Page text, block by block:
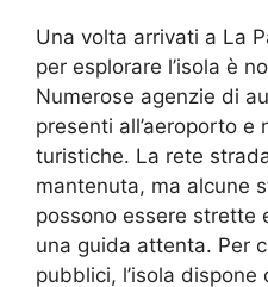
Una volta arrivati a La
per esplorare l’isola è
Numerose agenzie di
presenti all’aeroporto e
turistiche. La rete
mantenuta, ma alcune
possono essere strette
una guida attenta. Per
pubblici, l’isola